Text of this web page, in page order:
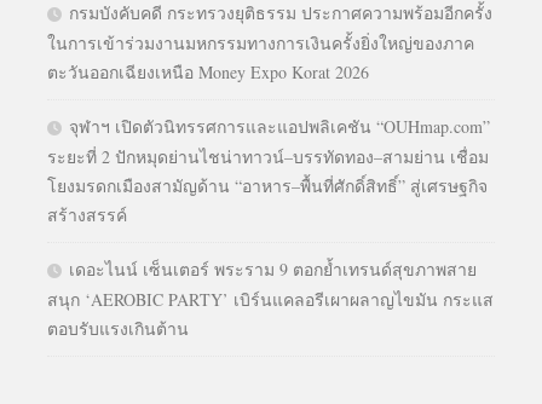
กรมบังคับคดี กระทรวงยุติธรรม ประกาศความพร้อมอีกครั้ง
ในการเข้าร่วมงานมหกรรมทางการเงินครั้งยิ่งใหญ่ของภาค
ตะวันออกเฉียงเหนือ Money Expo Korat 2026
จุฬาฯ เปิดตัวนิทรรศการและแอปพลิเคชัน “OUHmap.com”
ระยะที่ 2 ปักหมุดย่านไชน่าทาวน์–บรรทัดทอง–สามย่าน เชื่อม
โยงมรดกเมืองสามัญด้าน “อาหาร–พื้นที่ศักดิ์สิทธิ์” สู่เศรษฐกิจ
สร้างสรรค์
เดอะไนน์ เซ็นเตอร์ พระราม 9 ตอกย้ำเทรนด์สุขภาพสาย
สนุก ‘AEROBIC PARTY’ เบิร์นแคลอรีเผาผลาญไขมัน กระแส
ตอบรับแรงเกินต้าน